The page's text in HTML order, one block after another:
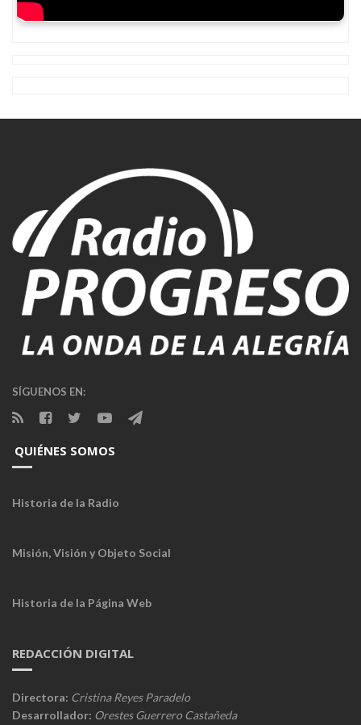
SÍGUENOS EN:
QUIÉNES SOMOS
Historia de la Radio
Misión, Visión y Objeto Social
Historia de la Página Web
REDACCIÓN DIGITAL
Directora: Cristina Reyes Paradelo
Desarrollador: Orestes Guerrero Castañeda